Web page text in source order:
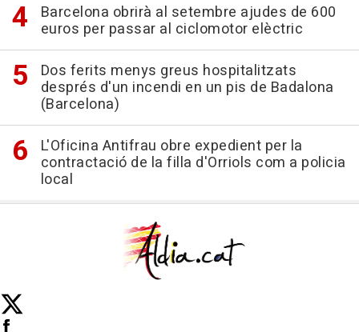
Barcelona obrirà al setembre ajudes de 600
euros per passar al ciclomotor elèctric
Dos ferits menys greus hospitalitzats
després d'un incendi en un pis de Badalona
(Barcelona)
L'Oficina Antifrau obre expedient per la
contractació de la filla d'Orriols com a policia
local